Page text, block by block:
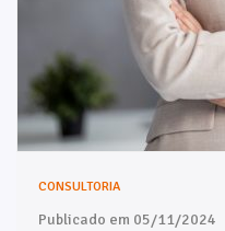
CONSULTORIA
Publicado em 05/11/2024